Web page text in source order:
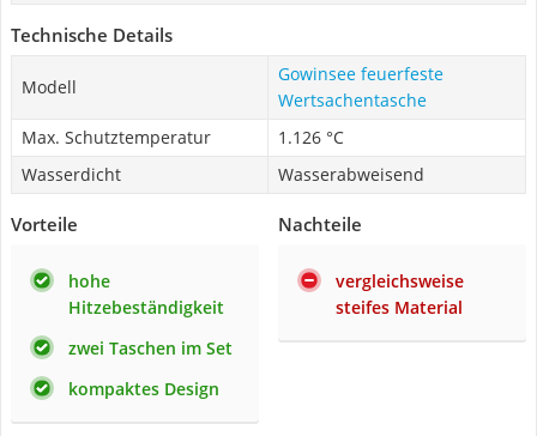
Technische Details
Modell
Gowinsee feuerfeste
Wertsachentasche
Max. Schutztemperatur
1.126 °C
Wasserdicht
Wasserabweisend
Vorteile
hohe
Hitzebeständigkeit
zwei Taschen im Set
kompaktes Design
Nachteile
vergleichsweise
steifes Material